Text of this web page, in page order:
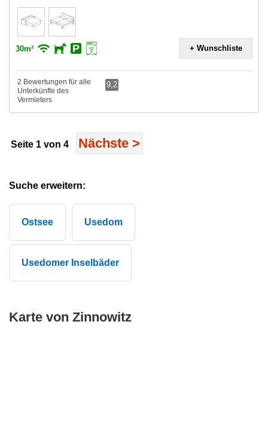
30m² + Wunschliste
2 Bewertungen für alle
Unterkünfte des
Vermieters
9,2
Seite 1 von 4 Nächste >
Suche erweitern:
Ostsee Usedom
Usedomer Inselbäder
Karte von Zinnowitz